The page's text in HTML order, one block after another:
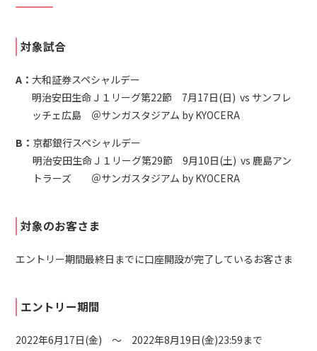
対象試合
A：大和証券スペシャルデー
明治安田生命Ｊ１リーグ第22節 7月17日(日) vs サンフレ
ッチェ広島 ＠サンガスタジアム by KYOCERA
B： 京都銀行スペシャルデー
明治安田生命Ｊ１リーグ第29節 9月10日(土) vs 鹿島アン
トラーズ ＠サンガスタジアム by KYOCERA
対象のお客さま
エントリー期間最終日までに口座開設が完了しているお客さま
エントリー期間
2022年6月17日(金) ～ 2022年8月19日(金)23:59まで